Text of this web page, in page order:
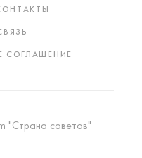
СОГЛАШЕНИЕ
"Страна советов"